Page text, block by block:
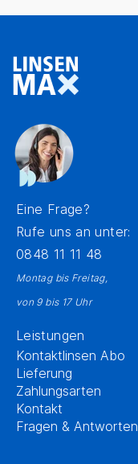
Eine Frage?
Rufe uns an unter:
0848 11 11 48
Montag bis Freitag,
von 9 bis 17 Uhr
Leistungen
Kontaktlinsen Abo
Lieferung
Zahlungsarten
Kontakt
Fragen & Antworten